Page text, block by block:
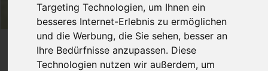
Targeting Technologien, um Ihnen ein
besseres Internet-Erlebnis zu ermöglichen
und die Werbung, die Sie sehen, besser an
Ihre Bedürfnisse anzupassen. Diese
Technologien nutzen wir außerdem, um
Login